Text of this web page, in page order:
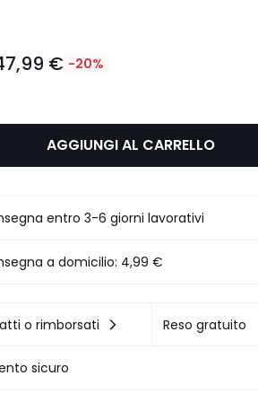
€ -20%
AGGIUNGI AL CARRELLO
entro 3-6 giorni lavorativi
a domicilio: 4,99 €
o rimborsati Reso gratuito
sicuro